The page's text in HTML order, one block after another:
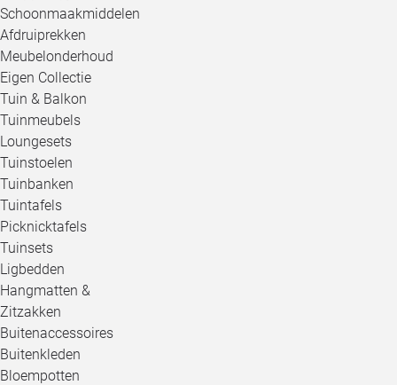
Schoonmaakmiddelen
Afdruiprekken
Meubelonderhoud
Eigen Collectie
Tuin & Balkon
Tuinmeubels
Loungesets
Tuinstoelen
Tuinbanken
Tuintafels
Picknicktafels
Tuinsets
Ligbedden
Hangmatten &
Zitzakken
Buitenaccessoires
Buitenkleden
Bloempotten